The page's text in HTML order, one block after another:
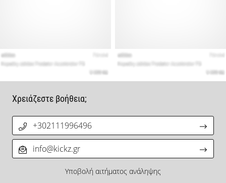
Χρειάζεστε βοήθεια;
+302111996496
info@kickz.gr
Υποβολή αιτήματος ανάληψης